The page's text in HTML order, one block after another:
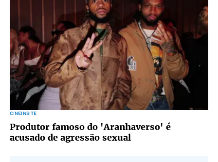
CINEINSITE
Produtor famoso do 'Aranhaverso' é
acusado de agressão sexual